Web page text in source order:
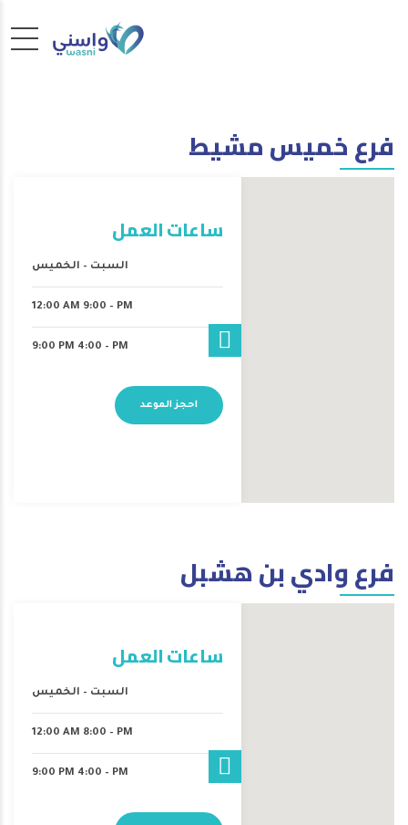
فرع خميس مشيط
ساعات العمل
السبت – الخميس
12:00 AM 9:00 – PM
9:00 PM 4:00 – PM
احجز الموعد
فرع وادي بن هشبل
ساعات العمل
السبت – الخميس
12:00 AM 8:00 – PM
9:00 PM 4:00 – PM